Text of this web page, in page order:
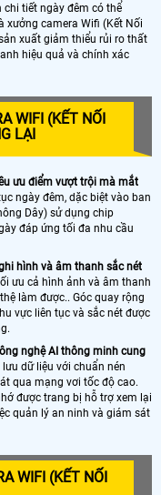
tiết ngày đêm có thể
xưởng camera Wifi (Kết Nối
xuất giảm thiểu rủi ro thất
hiệu quả và chính xác
WIFI (KẾT NỐI
LẠI
ưu điểm vượt trội mà mắt
ngày đêm, dặc biệt vào ban
Dây) sử dụng chip
đáp ứng tối đa nhu cầu
hình và âm thanh sắc nét
ưu cả hình ảnh và âm thanh
làm được.. Góc quay rộng
vực liên tục và sắc nét được
nghệ AI thông minh cung
dữ liệu với chuẩn nén
qua mạng vơi tốc độ cao.
được trang bị hỗ trợ xem lại
quản lý an ninh và giám sát
WIFI (KẾT NỐI